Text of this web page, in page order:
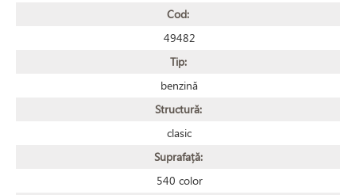
Cod:
49482
Tip:
benzină
Structură:
clasic
Suprafață:
540 color